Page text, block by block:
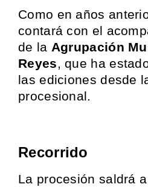
Como en años
contará con el
de la Agrupación
Reyes, que ha
las ediciones desde
procesional.
Recorrido
La procesión saldrá